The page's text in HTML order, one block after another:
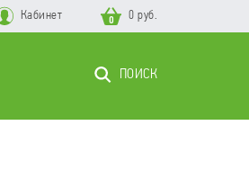
Кабинет 0 0 руб.
ПОИСК